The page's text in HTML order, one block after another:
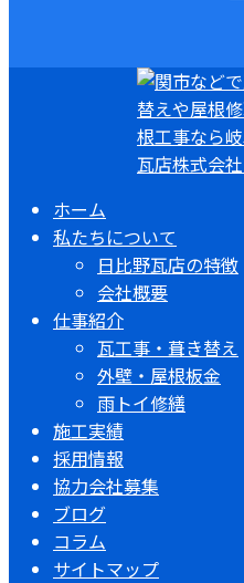
ホーム
私たちについて
日比野瓦店の特徴
会社概要
仕事紹介
瓦工事・葺き替え
外壁・屋根板金
雨トイ修繕
施工実績
採用情報
協力会社募集
ブログ
コラム
サイトマップ